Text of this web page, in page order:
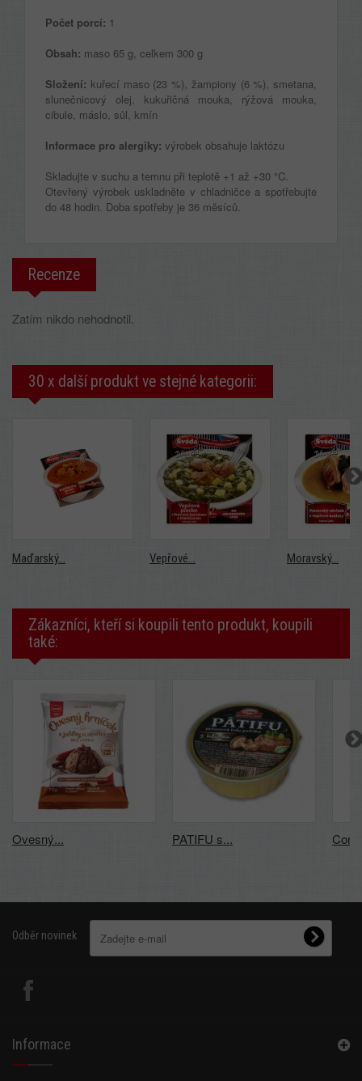
Počet porcí: 1
Obsah: maso 65 g, celkem 300 g
Složení: kuřecí maso (23 %), žampiony (6 %), smetana,
slunečnicový olej, kukuřičná mouka, rýžová mouka,
cibule, máslo, sůl, kmín
Informace pro alergiky: výrobek obsahuje laktózu
Skladujte v suchu a temnu při teplotě +1 až +30 °C.
Otevřený výrobek uskladněte v chladničce a spotřebujte
do 48 hodin. Doba spotřeby je 36 měsíců.
Recenze
Zatím nikdo nehodnotil.
30 x další produkt ve stejné kategorii:
Maďarský... Vepřové... Moravský...
Zákazníci, kteří si koupili tento produkt, koupili
také:
Ovesný... PATIFU s...
Odběr novinek
Informace